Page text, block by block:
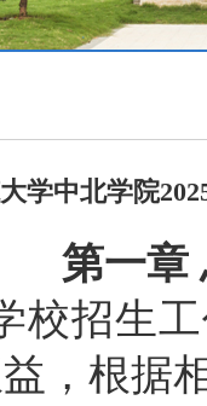
学中北学院
第一章
校招生
，根据